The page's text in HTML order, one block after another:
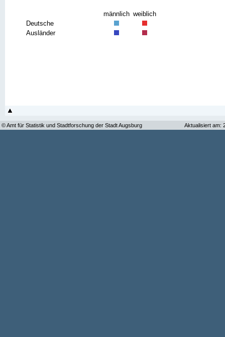
männlich weiblich
Deutsche
Ausländer
© Amt für Statistik und Stadtforschung der Stadt Augsburg Aktualisiert am: